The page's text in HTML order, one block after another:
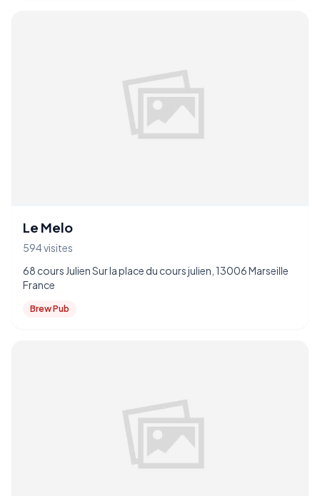
Le Melo
594 visites
68 cours Julien Sur la place du cours julien, 13006 Marseille
France
Brew Pub